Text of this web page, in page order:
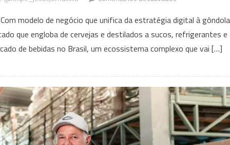
conta
com
a
agência
especializada
exclusivamente
no
setor
de
modelo de negócio que unifica da estratégia digital à
que engloba de cervejas e destilados a sucos, refrigerantes e
de bebidas no Brasil, um ecossistema complexo que vai […]